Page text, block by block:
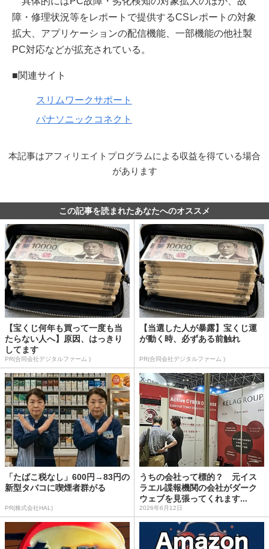
障・修理状況等をレポートで提供するCSレポートの対象
拡大、アプリケーションの配信機能、一部機能の他社製
PC対応などが拡充されている。
■関連サイト
スリムワークサポート
パナソニックコネクト
本記事はアフィリエイトプログラムによる収益を得ている場合
があります
この記事を読まれたあなたへのオススメ
【宝くじ何年も買って一度も当
たらない人へ】原因、はっきり
してます
PR(合同会社デジタルファーム )
【当選した人が暴露】宝くじ運
が動く時、必ずある前触れ
PR(合同会社デジタルファーム )
「たばこ税なし」600円→83円の
新型タバコに喫煙者群がる
PR(株式会社HAL)
うちの会社って標的？ 元イス
ラエル諜報機関の会社がダーク
ウェブを見張ってくれます...
2026年6月12日